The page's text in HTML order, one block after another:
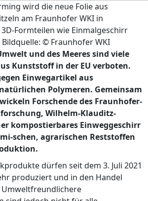
wird die neue Folie aus
am Fraunhofer WKI in
Formteilen wie Einmalgeschirr
© Fraunhofer WKI
und des Meeres sind viele
Kunststoff in der EU verboten.
Einwegartikel aus
Polymeren. Gemeinsam
Forschende des Fraunhofer-
Wilhelm-Klauditz-
kompostierbares Einweggeschirr
schen, agrarischen Reststoffen
dürfen seit dem 3. Juli 2021
produziert und in den Handel